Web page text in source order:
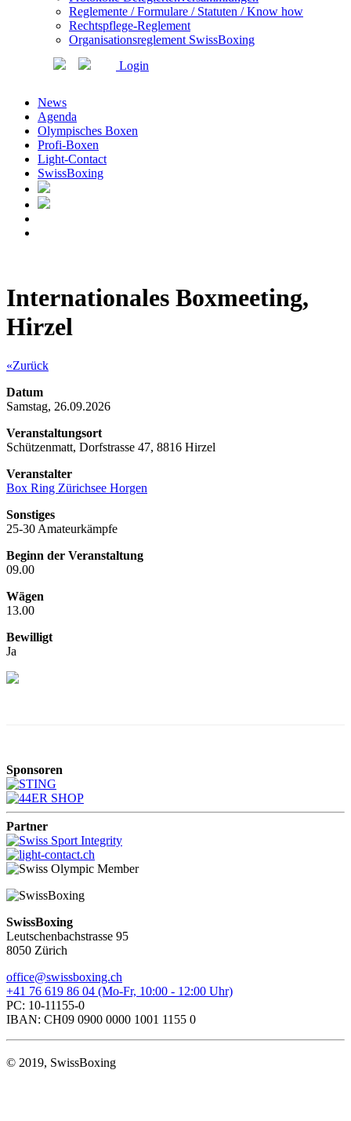
Reglemente / Formulare / Statuten / Know how
Rechtspflege-Reglement
Organisationsreglement SwissBoxing
Login
News
Agenda
Olympisches Boxen
Profi-Boxen
Light-Contact
SwissBoxing
Internationales Boxmeeting,
Hirzel
«Zurück
Datum
Samstag, 26.09.2026
Veranstaltungsort
Schützenmatt, Dorfstrasse 47, 8816 Hirzel
Veranstalter
Box Ring Zürichsee Horgen
Sonstiges
25-30 Amateurkämpfe
Beginn der Veranstaltung
09.00
Wägen
13.00
Bewilligt
Ja
Sponsoren
Partner
SwissBoxing
Leutschenbachstrasse 95
8050 Zürich
office@swissboxing.ch
+41 76 619 86 04 (Mo-Fr, 10:00 - 12:00 Uhr)
PC: 10-11155-0
IBAN: CH09 0900 0000 1001 1155 0
© 2019, SwissBoxing